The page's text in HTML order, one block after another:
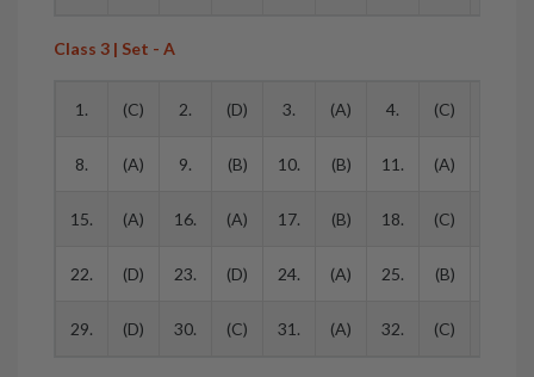
Class 3 | Set - A
1. (C) 2. (D) 3. (A) 4. (C)
8. (A) 9. (B) 10. (B) 11. (A)
15. (A) 16. (A) 17. (B) 18. (C)
22. (D) 23. (D) 24. (A) 25. (B)
29. (D) 30. (C) 31. (A) 32. (C)